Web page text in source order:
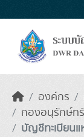
องค์กร
กองอนุรักษ์ท
บัญชีทะเบียน